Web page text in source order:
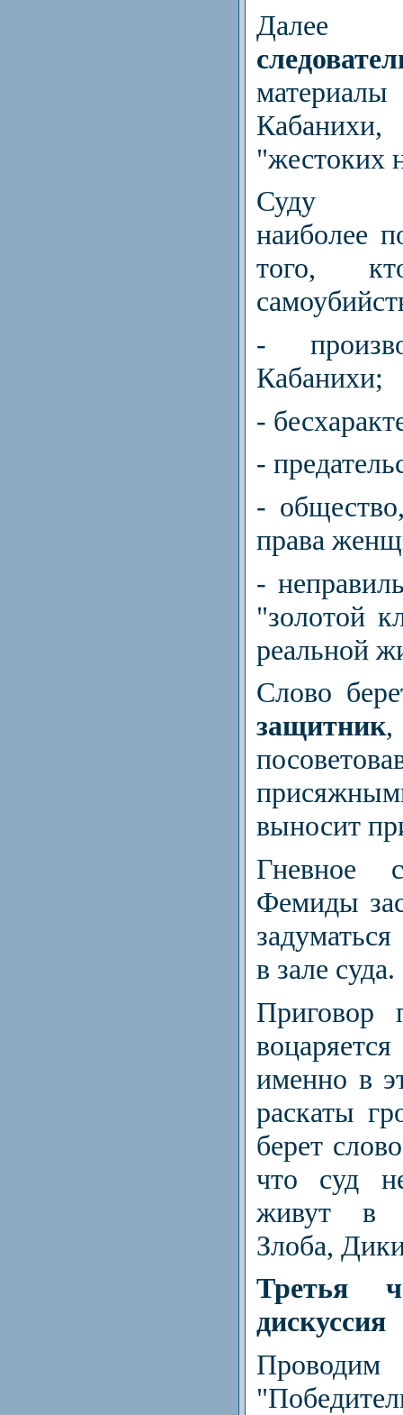
Далее
"жестоких
Суду
наиболее
того,
-
Кабанихи;
-
-
-
права
-
"золотой
реальной
Слово
защитник,
выносит
Гневное
Фемиды
в зале суда.
Приговор
именно в
раскаты
берет
что суд
живут в
Злоба,
Третья
дискуссия